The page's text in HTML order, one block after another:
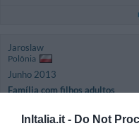
InItalia.it - Do Not
Jaroslaw
Polônia
Junho 2013
Família com filhos adultos
W pokoju nie można było
pośrednictwem wifi.